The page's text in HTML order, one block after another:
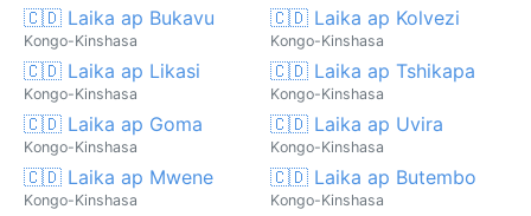
🇨🇩 Laika ap Bukavu
Kongo-Kinshasa
🇨🇩 Laika ap Kolvezi
Kongo-Kinshasa
🇨🇩 Laika ap Likasi
Kongo-Kinshasa
🇨🇩 Laika ap Tshikapa
Kongo-Kinshasa
🇨🇩 Laika ap Goma
Kongo-Kinshasa
🇨🇩 Laika ap Uvira
Kongo-Kinshasa
🇨🇩 Laika ap Mwene
Kongo-Kinshasa
🇨🇩 Laika ap Butembo
Kongo-Kinshasa